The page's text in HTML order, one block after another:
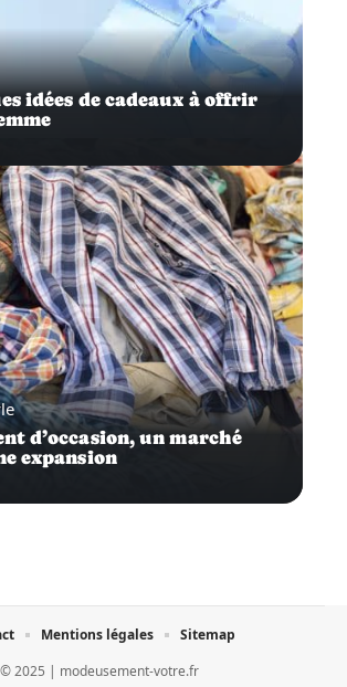
idées de cadeaux à offrir
d’occasion, un marché
expansion
© 2025 | modeusement-votre.fr
Mentions légales Sitemap